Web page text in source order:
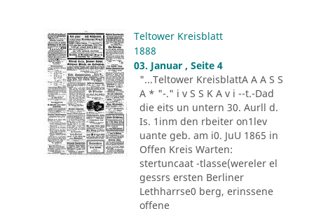
Teltower Kreisblatt
1888
03. Januar , Seite 4
"...Teltower KreisblattA A A S S
A * "-." i v S S K A v i --t.-Dad
die eits un untern 30. Aurll d.
Is. 1inm den rbeiter on1lev
uante geb. am i0. JuU 1865 in
Offen Kreis Warten:
stertuncaat -tlasse(wereler el
gessrs ersten Berliner
Lethharrse0 berg, erinssene
offene